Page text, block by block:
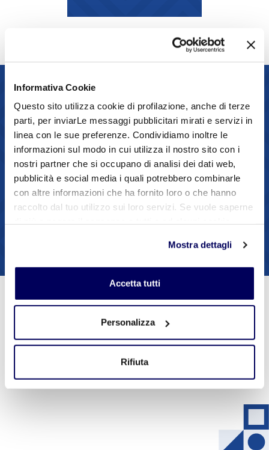
Informativa Cookie
Questo sito utilizza cookie di profilazione, anche di terze
parti, per inviarLe messaggi pubblicitari mirati e servizi in
linea con le sue preferenze. Condividiamo inoltre le
informazioni sul modo in cui utilizza il nostro sito con i
nostri partner che si occupano di analisi dei dati web,
pubblicità e social media i quali potrebbero combinarle
con altre informazioni che ha fornito loro o che hanno
raccolto dal tuo utilizzo sui loro servizi. Se vuole saperne
sul tasto "Accetta tutti". Se non vuole i cookie di
profilazione può negare il consenso sul tasto "Rifiuta".
Mostra dettagli
Accetta tutti
Personalizza
Rifiuta
Contatti
EL Enrico Lupi
0536818242
3474248001
Contatta via mail
Prossimi Eventi